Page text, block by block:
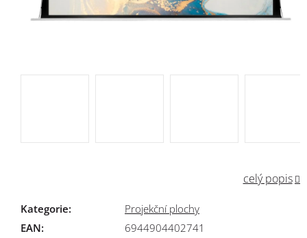
celý popis
Kategorie:
Projekční plochy
EAN:
6944904402741